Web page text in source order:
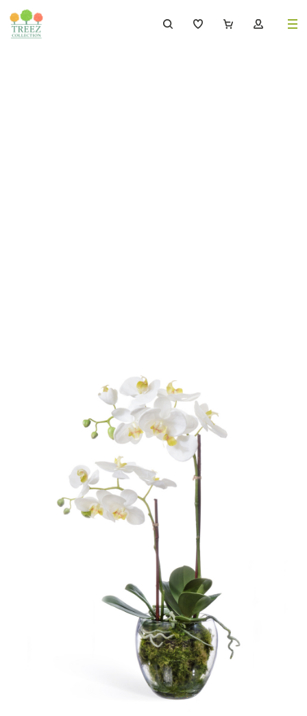
Алфавитный указатель